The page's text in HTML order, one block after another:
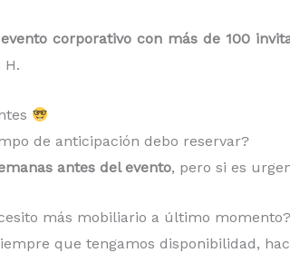
corporativo con más de 100
H.
de anticipación debo reservar?
antes del evento, pero si es
más mobiliario a último momento?
que tengamos disponibilidad,